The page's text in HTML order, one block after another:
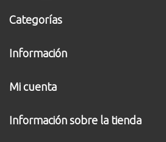
Categorías
Información
Mi cuenta
Información sobre la tienda